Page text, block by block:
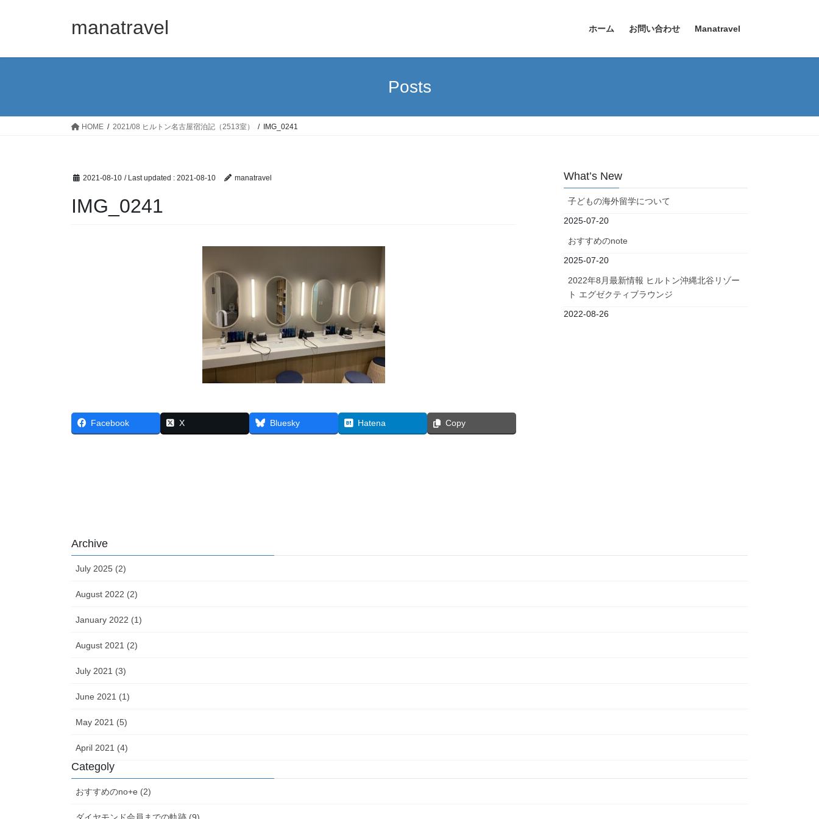
manatravel ホーム お問い合わせ Manatravel
Posts
HOME 2021/08 ヒルトン名古屋宿泊記（2513室） IMG_0241
2021-08-10 / Last updated : 2021-08-10 manatravel
IMG_0241
Facebook X Bluesky Hatena Copy
What’s New
子どもの海外留学について
2025-07-20
おすすめのnote
2025-07-20
2022年8月最新情報 ヒルトン沖縄北谷リゾー
ト エグゼクティブラウンジ
2022-08-26
Archive
July 2025 (2)
August 2022 (2)
January 2022 (1)
August 2021 (2)
July 2021 (3)
June 2021 (1)
May 2021 (5)
April 2021 (4)
Categoly
おすすめのno+e (2)